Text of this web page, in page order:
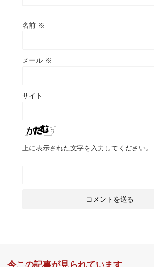
名前 ※
メール ※
サイト
上に表示された文字を入力してください。
今この記事が見られています